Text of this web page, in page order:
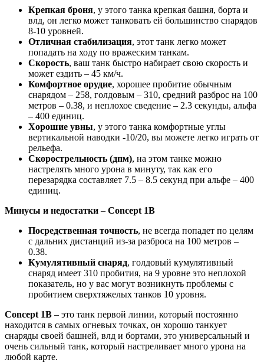
Крепкая броня, у этого танка крепкая башня, борта и
влд, он легко может танковать ей большинство снарядов
8-10 уровней.
Отличная стабилизация, этот танк легко может
попадать на ходу по вражеским танкам.
Скорость, ваш танк быстро набирает свою скорость и
может ездить – 45 км/ч.
Комфортное орудие, хорошее пробитие обычным
снарядом – 258, голдовым – 310, средний разброс на 100
метров – 0.38, и неплохое сведение – 2.3 секунды, альфа
– 400 единиц.
Хорошие увны, у этого танка комфортные углы
вертикальной наводки -10/20, вы можете легко играть от
рельефа.
Скорострельность (дпм), на этом танке можно
настрелять много урона в минуту, так как его
перезарядка составляет 7.5 – 8.5 секунд при альфе – 400
единиц.
Минусы и недостатки – Concept1B
Посредственная точность, не всегда попадет по целям
с дальних дистанций из-за разброса на 100 метров –
0.38.
Кумулятивный снаряд, голдовый кумулятивный
снаряд имеет 310 пробития, на 9 уровне это неплохой
показатель, но у вас могут возникнуть проблемы с
пробитием сверхтяжелых танков 10 уровня.
Concept1B – это танк первой линии, который постоянно
находится в самых огневых точках, он хорошо танкует
снаряды своей башней, влд и бортами, это универсальный и
очень сильный танк, который настреливает много урона на
любой карте.